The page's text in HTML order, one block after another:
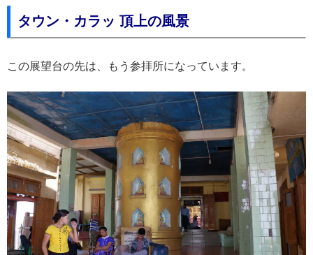
タウン・カラッ 頂上の風景
この展望台の先は、もう参拝所になっています。